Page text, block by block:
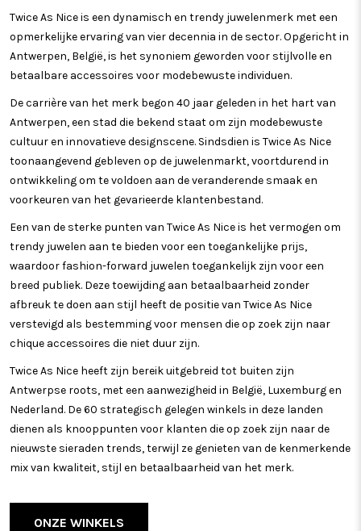
Twice As Nice is een dynamisch en trendy juwelenmerk met een
opmerkelijke ervaring van vier decennia in de sector. Opgericht in
Antwerpen, België, is het synoniem geworden voor stijlvolle en
betaalbare accessoires voor modebewuste individuen.
De carrière van het merk begon 40 jaar geleden in het hart van
Antwerpen, een stad die bekend staat om zijn modebewuste
cultuur en innovatieve designscene. Sindsdien is Twice As Nice
toonaangevend gebleven op de juwelenmarkt, voortdurend in
ontwikkeling om te voldoen aan de veranderende smaak en
voorkeuren van het gevarieerde klantenbestand.
Een van de sterke punten van Twice As Nice is het vermogen om
trendy juwelen aan te bieden voor een toegankelijke prijs,
waardoor fashion-forward juwelen toegankelijk zijn voor een
breed publiek. Deze toewijding aan betaalbaarheid zonder
afbreuk te doen aan stijl heeft de positie van Twice As Nice
verstevigd als bestemming voor mensen die op zoek zijn naar
chique accessoires die niet duur zijn.
Twice As Nice heeft zijn bereik uitgebreid tot buiten zijn
Antwerpse roots, met een aanwezigheid in België, Luxemburg en
Nederland. De 60 strategisch gelegen winkels in deze landen
dienen als knooppunten voor klanten die op zoek zijn naar de
nieuwste sieraden trends, terwijl ze genieten van de kenmerkende
mix van kwaliteit, stijl en betaalbaarheid van het merk.
ONZE WINKELS